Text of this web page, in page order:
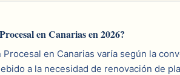
en Canarias en 2026?
en Canarias varía según la
a la necesidad de renovación de